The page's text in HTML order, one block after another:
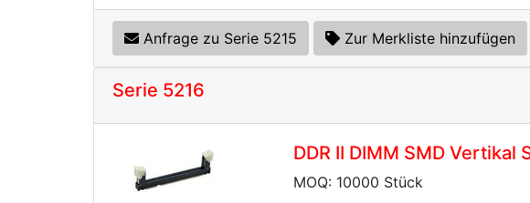
Anfrage zu Serie 5215 Zur Merkliste hinzufügen
Serie 5216
DDR II DIMM SMD Vertikal
MOQ: 10000 Stück